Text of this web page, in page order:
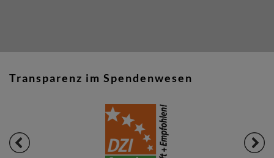
Transparenz im Spendenwesen